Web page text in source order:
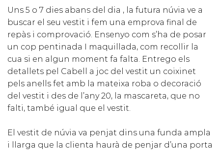
Uns 5 o 7 dies abans del dia , la futura núvia ve a
buscar el seu vestit i fem una emprova final de
repàs i comprovació. Ensenyo com s’ha de posar
un cop pentinada I maquillada, com recollir la
cua si en algun moment fa falta. Entrego els
detallets pel Cabell a joc del vestit un coixinet
pels anells fet amb la mateixa roba o decoració
del vestit i des de l’any 20, la mascareta, que no
falti, també igual que el vestit.
El vestit de núvia va penjat dins una funda ampla
i llarga que la clienta haurà de penjar d’una porta